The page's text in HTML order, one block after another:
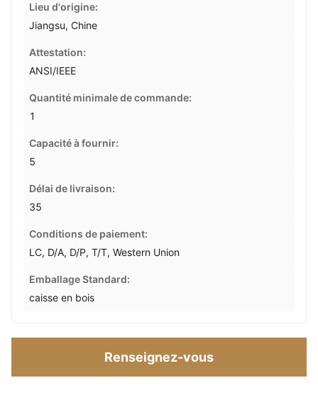
Lieu d'origine:
Jiangsu, Chine
Attestation:
ANSI/IEEE
Quantité minimale de commande:
1
Capacité à fournir:
5
Délai de livraison:
35
Conditions de paiement:
LC, D/A, D/P, T/T, Western Union
Emballage Standard:
caisse en bois
Renseignez-vous